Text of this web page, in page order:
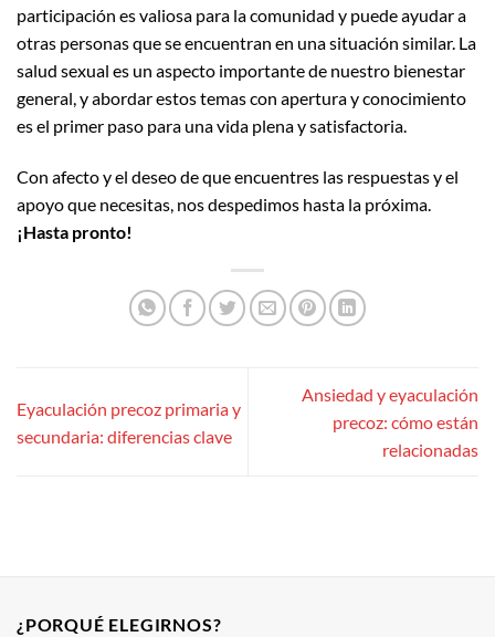
participación es valiosa para la comunidad y puede ayudar a
otras personas que se encuentran en una situación similar. La
salud sexual es un aspecto importante de nuestro bienestar
general, y abordar estos temas con apertura y conocimiento
es el primer paso para una vida plena y satisfactoria.
Con afecto y el deseo de que encuentres las respuestas y el
apoyo que necesitas, nos despedimos hasta la próxima.
¡Hasta pronto!
Eyaculación precoz primaria y
secundaria: diferencias clave
Ansiedad y eyaculación
precoz: cómo están
relacionadas
¿PORQUÉ ELEGIRNOS?